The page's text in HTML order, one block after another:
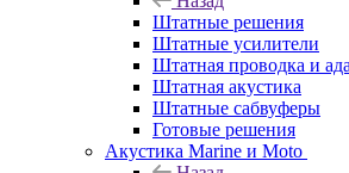
Штатные решения
Штатные усилители
Штатная проводка и
Штатная акустика
Штатные сабвуферы
Готовые решения
Акустика Marine и Moto